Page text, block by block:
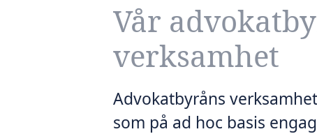
Vår
verksamhet
Advokatbyråns
som på ad hoc basis